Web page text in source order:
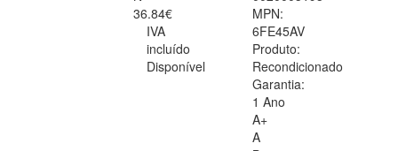
36.84€
IVA
incluído
Disponível
MPN:
6FE45AV
Produto:
Recondicionado
Garantia:
1 Ano
A+
A